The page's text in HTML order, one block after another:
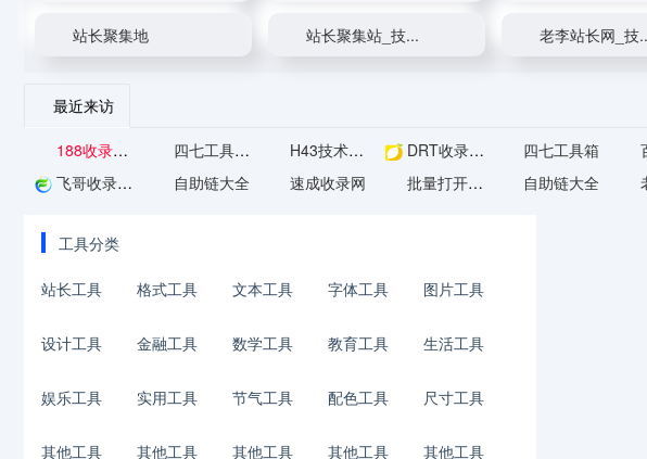
站长聚集地 站长聚集站_技... 老李站长网_技
最近来访
188收录网_网... 四七工具箱 -... H43技术网 -... DRT收录网... 四七工具箱
飞哥收录网_分...
自助链大全 速成收录网 批量打开网址... 自助链大全
工具分类
站长工具 格式工具 文本工具 字体工具 图片工具
设计工具 金融工具 数学工具 教育工具 生活工具
娱乐工具 实用工具 节气工具 配色工具 尺寸工具
其他工具 其他工具 其他工具 其他工具 其他工具